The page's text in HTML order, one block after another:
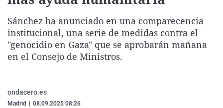
Gente viajera
Como el perro y el
Retornados
Equipo de
Galicia
La Rioja
Televisión
Elecciones
Sánchez ha anunciado en una comparecencia
institucional, una serie de medidas contra el
"genocidio en Gaza" que se aprobarán mañana
en el Consejo de Ministros.
ondacero.es
Madrid 08.09.2025 08:26